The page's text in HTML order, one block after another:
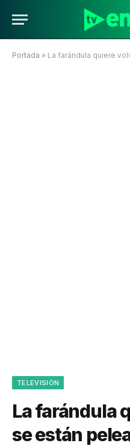
Portada » La farándula quiere
TELEVISIÓN
La farándula
se están